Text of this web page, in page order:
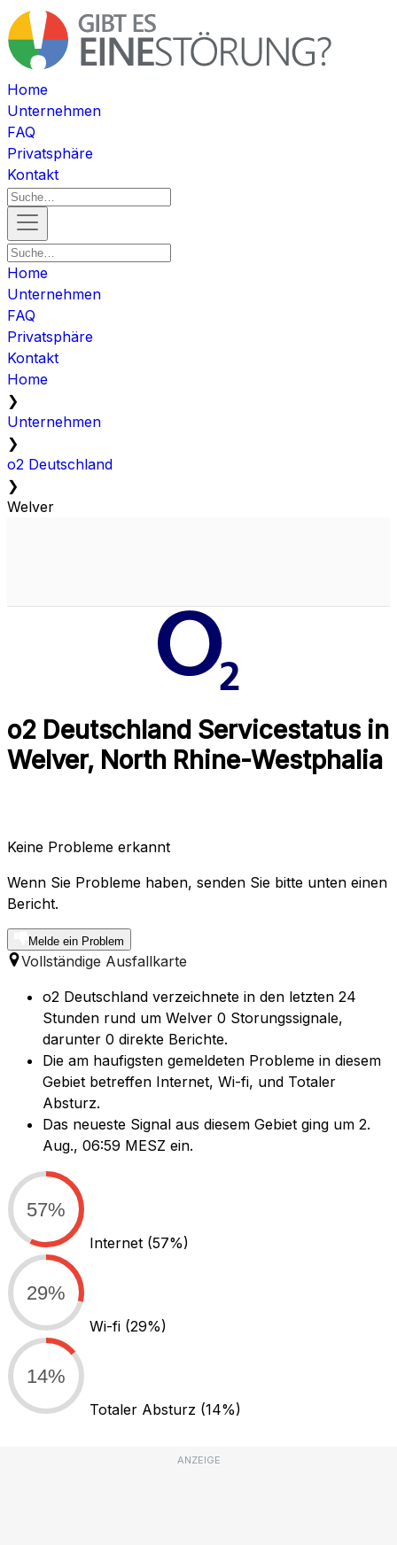
Home
Unternehmen
FAQ
Privatsphäre
Kontakt
Home
Unternehmen
FAQ
Privatsphäre
Kontakt
Home
❯
Unternehmen
❯
o2 Deutschland
❯
Welver
o2 Deutschland Servicestatus in
Welver, North Rhine-Westphalia
Keine Probleme erkannt
Wenn Sie Probleme haben, senden Sie bitte unten einen
Bericht.
Melde ein Problem
Vollständige Ausfallkarte
o2 Deutschland verzeichnete in den letzten 24
Stunden rund um Welver 0 Storungssignale,
darunter 0 direkte Berichte.
Die am haufigsten gemeldeten Probleme in diesem
Gebiet betreffen Internet, Wi-fi, und Totaler
Absturz.
Das neueste Signal aus diesem Gebiet ging um 2.
Aug., 06:59 MESZ ein.
57%
Internet (57%)
29%
Wi-fi (29%)
14%
Totaler Absturz (14%)
ANZEIGE